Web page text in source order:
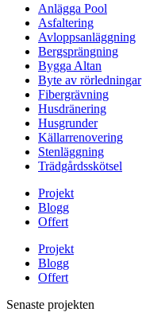
Anlägga Pool
Asfaltering
Avloppsanläggning
Bergsprängning
Bygga Altan
Byte av rörledningar
Fibergrävning
Husdränering
Husgrunder
Källarrenovering
Stenläggning
Trädgårdsskötsel
Projekt
Blogg
Offert
Projekt
Blogg
Offert
Senaste projekten